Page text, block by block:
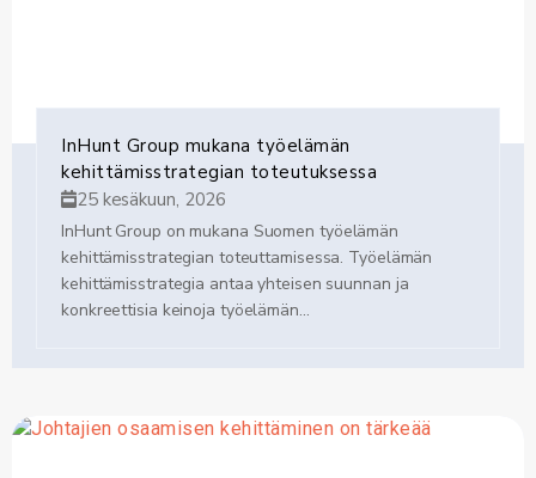
InHunt Group mukana työelämän
kehittämisstrategian toteutuksessa
25 kesäkuun, 2026
InHunt Group on mukana Suomen työelämän
kehittämisstrategian toteuttamisessa. Työelämän
kehittämisstrategia antaa yhteisen suunnan ja
konkreettisia keinoja työelämän...